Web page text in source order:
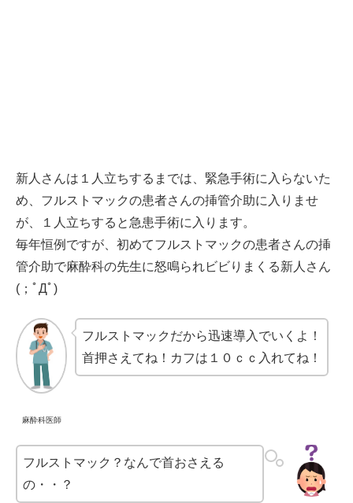
新人さんは１人立ちするまでは、緊急手術に入らないた
め、フルストマックの患者さんの挿管介助に入りませ
が、１人立ちすると急患手術に入ります。
毎年恒例ですが、初めてフルストマックの患者さんの挿
管介助で麻酔科の先生に怒鳴られビビりまくる新人さん
(；ﾟДﾟ)
麻酔科医師
フルストマックだから迅速導入でいくよ！
首押さえてね！カフは１０ｃｃ入れてね！
フルストマック？なんで首おさえる
の・・？